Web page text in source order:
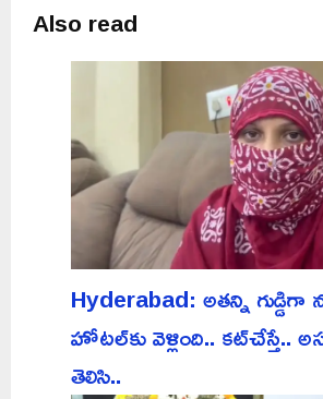
Also read
Hyderabad: అతన్ని గుడ్డిగా
హోటల్‌కు వెళ్లింది.. కట్‌చేస్తే..
తెలిసి..